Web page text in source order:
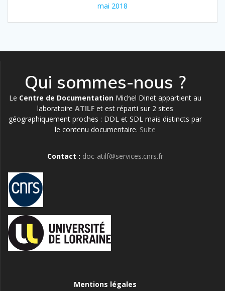
mai 2018
Qui sommes-nous ?
Le Centre de Documentation Michel Dinet appartient au
laboratoire ATILF et est réparti sur 2 sites
géographiquement proches : DDL et SDL mais distincts par
le contenu documentaire. Suite
Contact : doc-atilf@services.cnrs.fr
Mentions légales